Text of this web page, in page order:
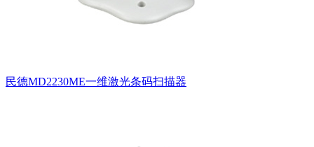
民德MD2230ME一维激光条码扫描器